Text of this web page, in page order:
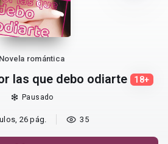
Novela romántica
las que debo odiarte 18+
Pausado
26 pág. 35